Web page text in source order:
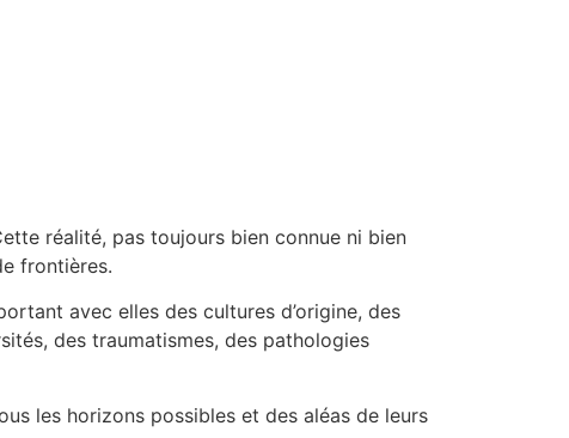
réalité, pas toujours bien connue ni bien
frontières.
avec elles des cultures d’origine, des
des traumatismes, des pathologies
les horizons possibles et des aléas de leurs